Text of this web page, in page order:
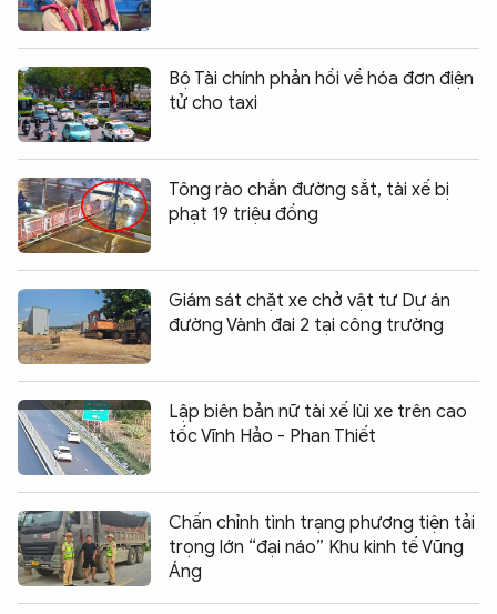
Bộ Tài chính phản hồi về hóa đơn điện
tử cho taxi
Tông rào chắn đường sắt, tài xế bị
phạt 19 triệu đồng
Giám sát chặt xe chở vật tư Dự án
đường Vành đai 2 tại công trường
Lập biên bản nữ tài xế lùi xe trên cao
tốc Vĩnh Hảo - Phan Thiết
Chấn chỉnh tình trạng phương tiện tải
trọng lớn “đại náo” Khu kinh tế Vũng
Áng